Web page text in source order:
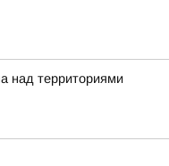
над территориями